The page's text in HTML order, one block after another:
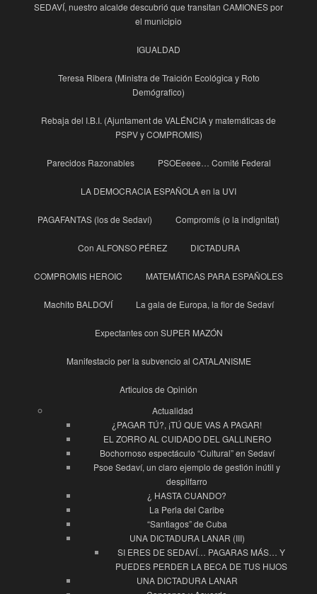
SEDAVÍ, nuestro alcalde descubrió que transitan CAMIONES por
el municipio
IGUALDAD
Teresa Ribera (Ministra de Traición Ecológica y Roto
Demógrafico)
Rebaja del I.B.I. (Ajuntament de VALÉNCIA y matemáticas de
PSPV y COMPROMIS)
Parecidos Razonables PSOEeeee… Comité Federal
LA DEMOCRACIA ESPAÑOLA en la UVI
PAGAFANTAS (los de Sedaví) Compromís (o la indignitat)
Con ALFONSO PÉREZ DICTADURA
COMPROMIS HEROIC MATEMÁTICAS PARA ESPAÑOLES
Machito BALDOVÍ La gala de Europa, la flor de Sedaví
Expectantes con SUPER MAZÓN
Manifestacio per la subvencio al CATALANISME
Articulos de Opinión
Actualidad
¿PAGAR TÚ?, ¡TÚ QUE VAS A PAGAR!
EL ZORRO AL CUIDADO DEL GALLINERO
Bochornoso espectáculo “Cultural” en Sedaví
Psoe Sedaví, un claro ejemplo de gestión inútil y
despilfarro
¿ HASTA CUANDO?
La Perla del Caribe
“Santiagos” de Cuba
UNA DICTADURA LANAR (III)
SI ERES DE SEDAVÍ… PAGARAS MÁS… Y
PUEDES PERDER LA BECA DE TUS HIJOS
UNA DICTADURA LANAR